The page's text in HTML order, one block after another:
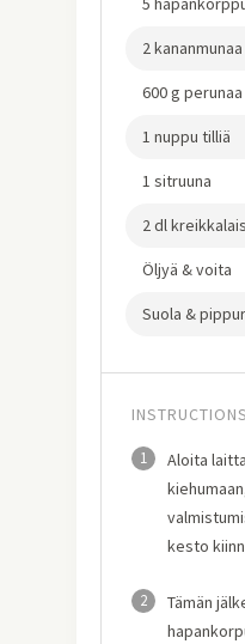
2 kananmunaa
600 g perunaa
1 nuppu tilliä
1 sitruuna
2 dl
Öljyä & voita
Suola &
INSTRUCTIONS
1
Aloita
kesto
2
Tämän